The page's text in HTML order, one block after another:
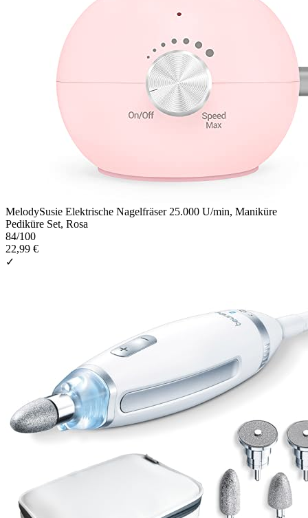
MelodySusie Elektrische Nagelfräser 25.000 U/min, Maniküre
Pediküre Set, Rosa
84/100
22,99 €
✓